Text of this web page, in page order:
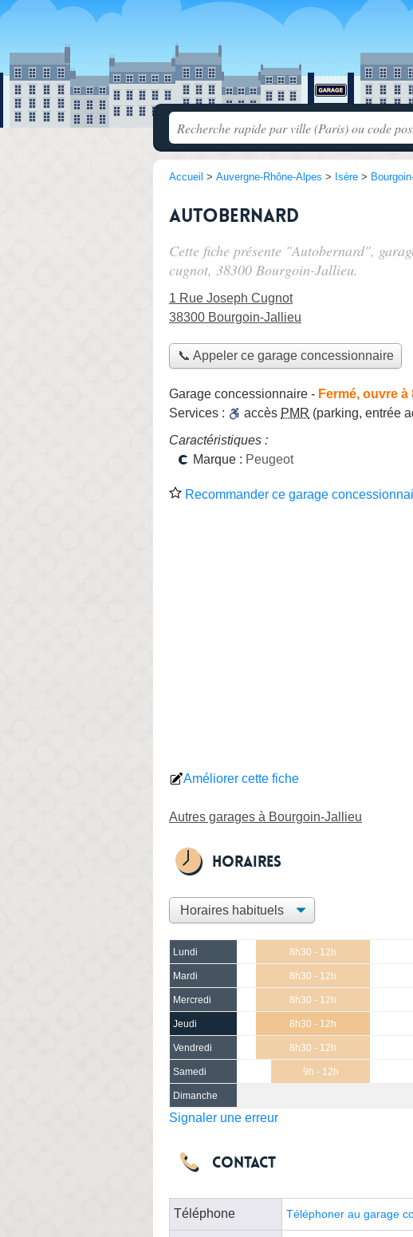
Accueil > Auvergne-Rhône-Alpes > Isère >
Autobernard
Cette fiche présente "Autobernard",
cugnot, 38300 Bourgoin-Jallieu.
1 Rue Joseph Cugnot
38300 Bourgoin-Jallieu
📞 Appeler ce garage concessionnaire
Garage concessionnaire - Fermé, ouvre à
Services :
accès PMR (parking, entrée
Caractéristiques :
Marque : Peugeot
Recommander ce garage
Améliorer cette fiche
Autres garages à Bourgoin-Jallieu
Horaires
Lundi 8h30 - 12h
Mardi 8h30 - 12h
Mercredi 8h30 - 12h
Jeudi 8h30 - 12h
Vendredi 8h30 - 12h
Samedi 9h - 12h
Dimanche
Signaler une erreur
Contact
Téléphone Téléphoner au garage